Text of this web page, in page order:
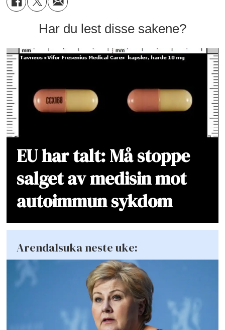
Har du lest disse sakene?
EU har talt: Må stoppe
salget av medisin mot
autoimmun sykdom
Arendalsuka neste uke: